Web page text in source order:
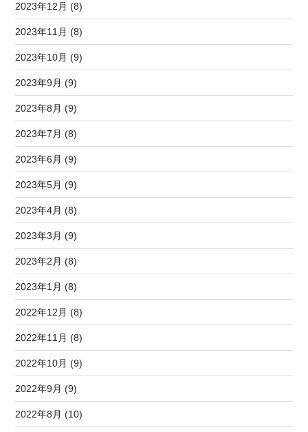
2023年12月 (8)
2023年11月 (8)
2023年10月 (9)
2023年9月 (9)
2023年8月 (9)
2023年7月 (8)
2023年6月 (9)
2023年5月 (9)
2023年4月 (8)
2023年3月 (9)
2023年2月 (8)
2023年1月 (8)
2022年12月 (8)
2022年11月 (8)
2022年10月 (9)
2022年9月 (9)
2022年8月 (10)